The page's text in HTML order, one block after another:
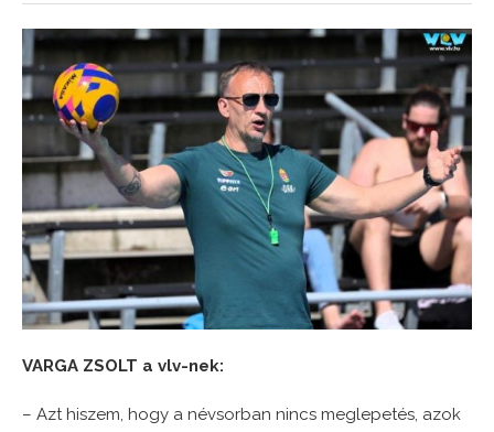
VARGA ZSOLT a vlv-nek:
– Azt hiszem, hogy a névsorban nincs meglepetés, azok